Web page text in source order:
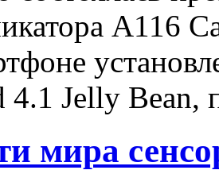
A116
Jelly Bean,
мира